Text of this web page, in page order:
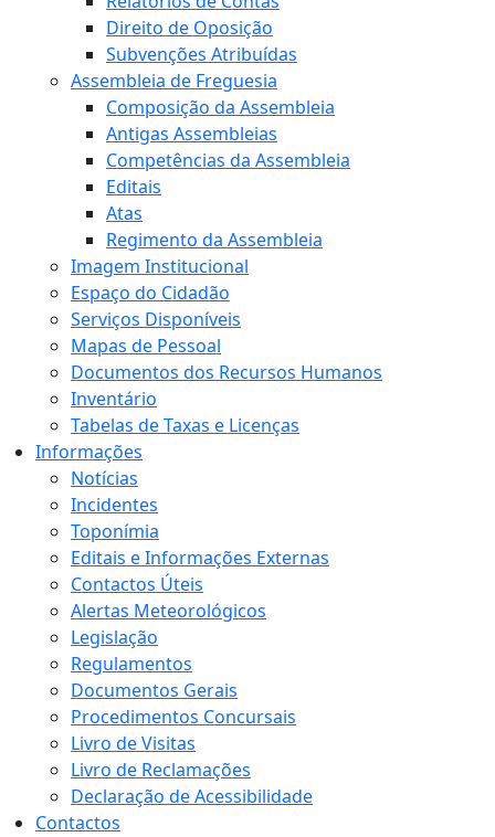
Direito de Oposição
Subvenções Atribuídas
Assembleia de Freguesia
Composição da Assembleia
Antigas Assembleias
Competências da Assembleia
Editais
Atas
Regimento da Assembleia
Imagem Institucional
Espaço do Cidadão
Serviços Disponíveis
Mapas de Pessoal
Documentos dos Recursos Humanos
Inventário
Tabelas de Taxas e Licenças
Informações
Notícias
Incidentes
Toponímia
Editais e Informações Externas
Contactos Úteis
Alertas Meteorológicos
Legislação
Regulamentos
Documentos Gerais
Procedimentos Concursais
Livro de Visitas
Livro de Reclamações
Declaração de Acessibilidade
Contactos